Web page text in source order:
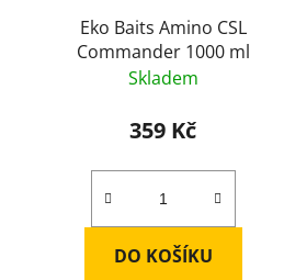
Eko Baits Amino CSL
Commander 1000 ml
Skladem
359 Kč
DO KOŠÍKU